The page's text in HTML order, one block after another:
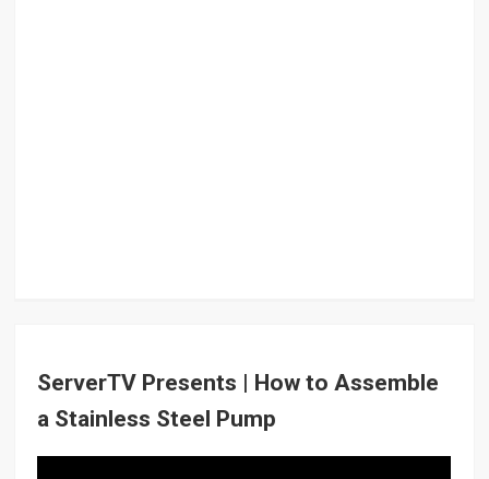
ServerTV Presents | How to Assemble
a Stainless Steel Pump